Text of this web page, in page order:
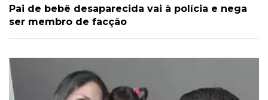
Pai de bebê desaparecida vai à polícia e nega
ser membro de facção